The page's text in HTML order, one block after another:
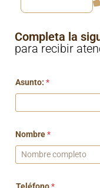
Completa la
para recibir
Asunto: *
Nombre*